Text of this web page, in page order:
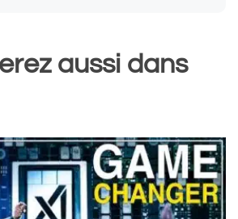
aussi dans